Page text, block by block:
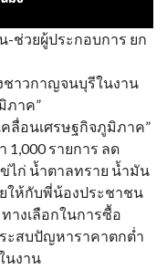
ช่วยผู้ประกอบการ ยก
าวกาญจนบุรีในงาน
ภาค”
ลื่อนเศรษฐกิจภูมิภาค”
รายการ ลด
ไก่ น้ำตาลทราย น้ำมัน
ให้กับพี่น้องประชาชน
างเลือกในการซื้อ
ะสบปัญหาราคาตกต่ำ
นงาน